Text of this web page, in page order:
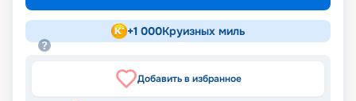
+1 000Круизных миль
Добавить в избранное